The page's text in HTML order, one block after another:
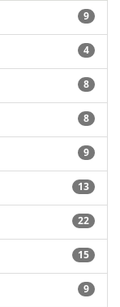
9
4
8
8
9
13
22
15
9